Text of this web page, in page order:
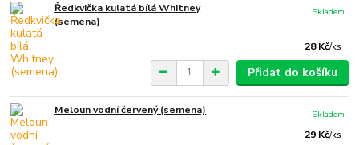
Ředkvička kulatá bílá Whitney
(semena)
28 Kč/ks
Skladem
Přidat do košíku
Meloun vodní červený (semena)
29 Kč/ks
Skladem